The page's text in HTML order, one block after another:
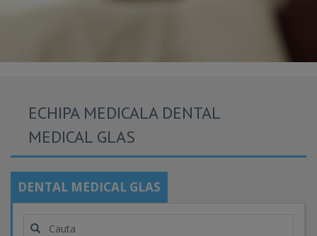
ECHIPA MEDICALA DENTAL
MEDICAL GLAS
DENTAL MEDICAL GLAS